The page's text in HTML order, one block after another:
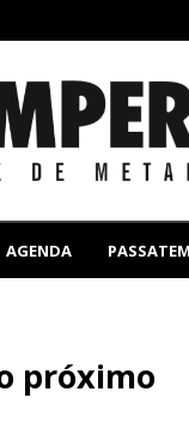
AGENDA
próximo